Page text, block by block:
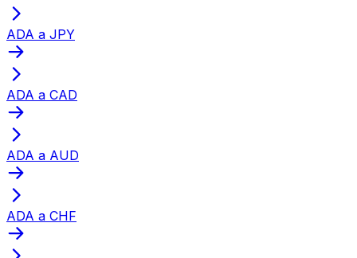
ADA a JPY
ADA a CAD
ADA a AUD
ADA a CHF